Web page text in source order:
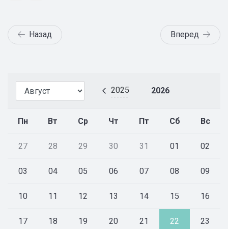
2025 2026
Пн Вт Ср Чт Пт Сб Вс
27 28 29 30 31 01 02
03 04 05 06 07 08 09
10 11 12 13 14 15 16
17 18 19 20 21 22 23
Назад Вперед